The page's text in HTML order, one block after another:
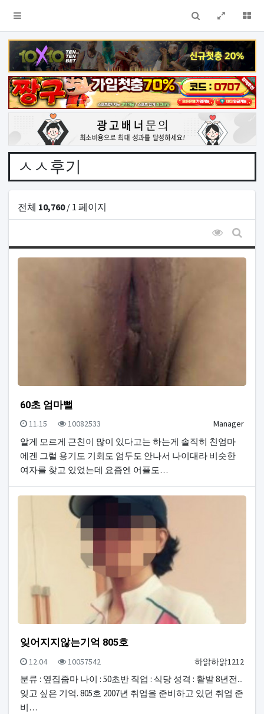
전체창더
ㅅㅅ후기
전체 10,760/ 1 페이지
조회순 정
게시
60초 엄마뻘
등록자
Manager
등록일
11.15 조회
10082533
알게 모르게 근친이 많이 있다고는 하는게 솔직히 친엄마
에겐 그럴 용기도 기회도 엄두도 안나서 나이대라 비슷한
여자를 찾고 있었는데 요즘엔 어플도…
잊어지지않는기억 805호
등록자
하앍하앍1212
등록일
12.04 조회
10057542
분류 : 옆집줌마 나이 : 50초반 직업 : 식당 성격 : 활발 8년전...
잊고 싶은 기억. 805호 2007년 취업을 준비하고 있던 취업 준
비…